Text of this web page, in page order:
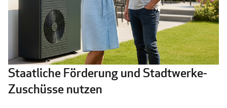
Staatliche Förderung und Stadtwerke-
Zuschüsse nutzen